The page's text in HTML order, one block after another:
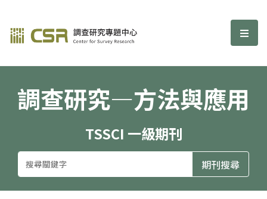
調查研究—方法與應用期刊 選
調查研究—方法與應用
TSSCI 一級期刊